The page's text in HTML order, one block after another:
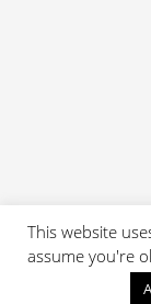
This website
assume you're